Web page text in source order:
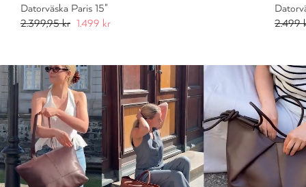
Datorväska Paris 15"
2.399,95 kr 1.499 kr
2.499